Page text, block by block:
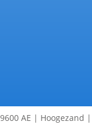
AE | Hoogezand |